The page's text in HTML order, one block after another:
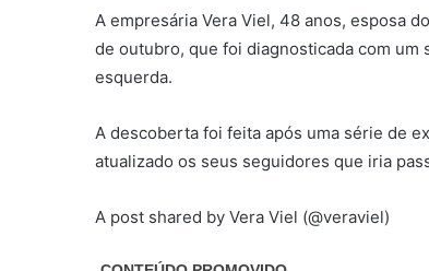
A empresária Vera Viel, 48 anos, esposa
de outubro, que foi diagnosticada com um
esquerda.
A descoberta foi feita após uma série de
atualizado os seus seguidores que iria
A post shared by Vera Viel (@veraviel)